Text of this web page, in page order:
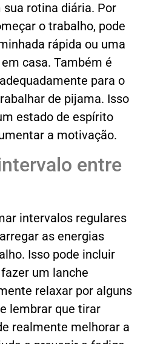
rotina diária. Por
o trabalho, pode
rápida ou uma
casa. Também é
para o
de pijama. Isso
estado de espírito
a motivação.
entre
intervalos regulares
as energias
Isso pode incluir
um lanche
relaxar por alguns
lembrar que tirar
realmente melhorar a